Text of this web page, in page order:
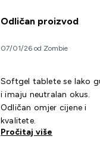
Odličan proizvod
07/01/26 od Zombie
Softgel tablete se lako
i imaju neutralan okus.
Odličan omjer cijene i
kvalitete.
Pročitaj više